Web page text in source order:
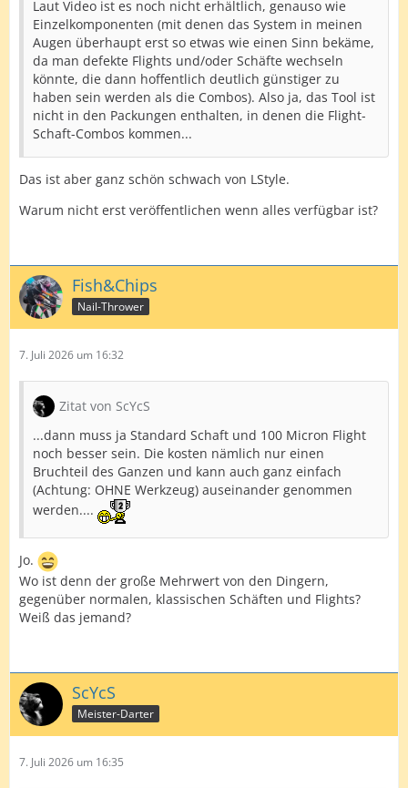
Laut Video ist es noch nicht erhältlich, genauso wie
Einzelkomponenten (mit denen das System in meinen
Augen überhaupt erst so etwas wie einen Sinn bekäme,
da man defekte Flights und/oder Schäfte wechseln
könnte, die dann hoffentlich deutlich günstiger zu
haben sein werden als die Combos). Also ja, das Tool ist
nicht in den Packungen enthalten, in denen die Flight-
Schaft-Combos kommen...
Das ist aber ganz schön schwach von LStyle.
Warum nicht erst veröffentlichen wenn alles verfügbar ist?
Fish&Chips
Nail-Thrower
7. Juli 2026 um 16:32
Zitat von ScYcS
...dann muss ja Standard Schaft und 100 Micron Flight
noch besser sein. Die kosten nämlich nur einen
Bruchteil des Ganzen und kann auch ganz einfach
(Achtung: OHNE Werkzeug) auseinander genommen
werden....
Jo.
Wo ist denn der große Mehrwert von den Dingern,
gegenüber normalen, klassischen Schäften und Flights?
Weiß das jemand?
ScYcS
Meister-Darter
7. Juli 2026 um 16:35